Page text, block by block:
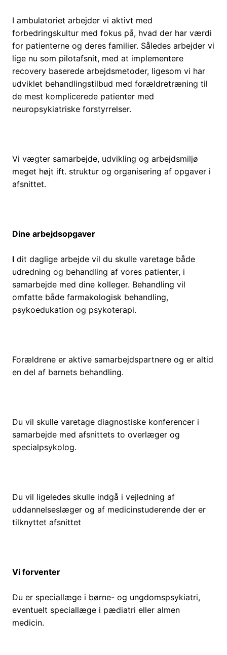
I ambulatoriet arbejder vi aktivt med
forbedringskultur med fokus på, hvad der har værdi
for patienterne og deres familier. Således arbejder vi
lige nu som pilotafsnit, med at implementere
recovery baserede arbejdsmetoder, ligesom vi har
udviklet behandlingstilbud med forældretræning til
de mest komplicerede patienter med
neuropsykiatriske forstyrrelser.
Vi vægter samarbejde, udvikling og arbejdsmiljø
meget højt ift. struktur og organisering af opgaver i
afsnittet.
Dine arbejdsopgaver
I dit daglige arbejde vil du skulle varetage både
udredning og behandling af vores patienter, i
samarbejde med dine kolleger. Behandling vil
omfatte både farmakologisk behandling,
psykoedukation og psykoterapi.
Forældrene er aktive samarbejdspartnere og er altid
en del af barnets behandling.
Du vil skulle varetage diagnostiske konferencer i
samarbejde med afsnittets to overlæger og
specialpsykolog.
Du vil ligeledes skulle indgå i vejledning af
uddannelseslæger og af medicinstuderende der er
tilknyttet afsnittet
Vi forventer
Du er speciallæge i børne- og ungdomspsykiatri,
eventuelt speciallæge i pædiatri eller almen
medicin.